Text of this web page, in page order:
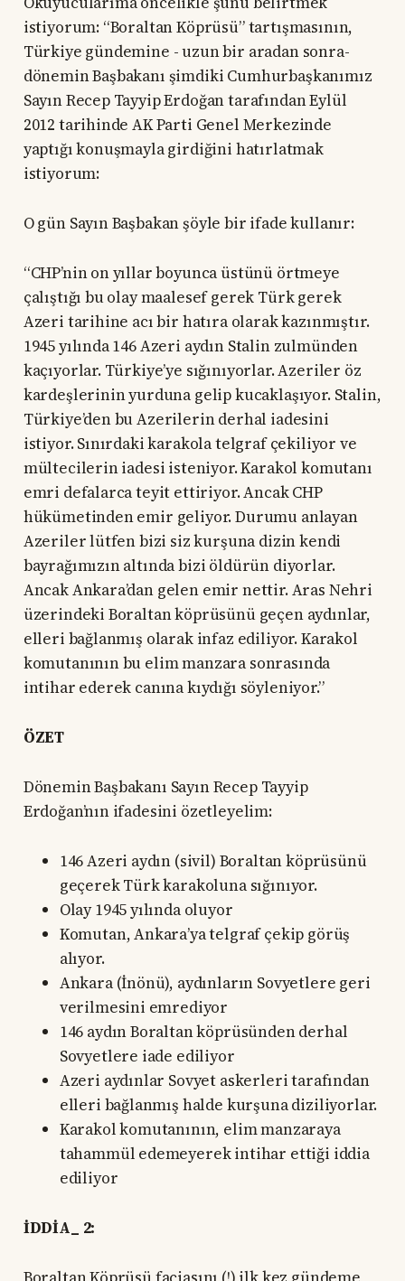
istiyorum: “Boraltan Köprüsü” tartışmasının,
Türkiye gündemine - uzun bir aradan sonra-
dönemin Başbakanı şimdiki Cumhurbaşkanımız
Sayın Recep Tayyip Erdoğan tarafından Eylül
2012 tarihinde AK Parti Genel Merkezinde
yaptığı konuşmayla girdiğini hatırlatmak
istiyorum:
O gün Sayın Başbakan şöyle bir ifade kullanır:
“CHP’nin on yıllar boyunca üstünü örtmeye
çalıştığı bu olay maalesef gerek Türk gerek
Azeri tarihine acı bir hatıra olarak kazınmıştır.
1945 yılında 146 Azeri aydın Stalin zulmünden
kaçıyorlar. Türkiye’ye sığınıyorlar. Azeriler öz
kardeşlerinin yurduna gelip kucaklaşıyor. Stalin,
Türkiye’den bu Azerilerin derhal iadesini
istiyor. Sınırdaki karakola telgraf çekiliyor ve
mültecilerin iadesi isteniyor. Karakol komutanı
emri defalarca teyit ettiriyor. Ancak CHP
hükümetinden emir geliyor. Durumu anlayan
Azeriler lütfen bizi siz kurşuna dizin kendi
bayrağımızın altında bizi öldürün diyorlar.
Ancak Ankara’dan gelen emir nettir. Aras Nehri
üzerindeki Boraltan köprüsünü geçen aydınlar,
elleri bağlanmış olarak infaz ediliyor. Karakol
komutanının bu elim manzara sonrasında
intihar ederek canına kıydığı söyleniyor.”
ÖZET
Dönemin Başbakanı Sayın Recep Tayyip
Erdoğan’nın ifadesini özetleyelim:
146 Azeri aydın (sivil) Boraltan köprüsünü
geçerek Türk karakoluna sığınıyor.
Olay 1945 yılında oluyor
Komutan, Ankara’ya telgraf çekip görüş
alıyor.
Ankara (İnönü), aydınların Sovyetlere geri
verilmesini emrediyor
146 aydın Boraltan köprüsünden derhal
Sovyetlere iade ediliyor
Azeri aydınlar Sovyet askerleri tarafından
elleri bağlanmış halde kurşuna diziliyorlar.
Karakol komutanının, elim manzaraya
tahammül edemeyerek intihar ettiği iddia
ediliyor
İDDİA­_ 2: